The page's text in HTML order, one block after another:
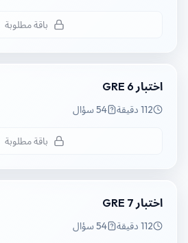
باقة مطلوبة
اختبار GRE 6
112 دقيقة 54 سؤال
باقة مطلوبة
اختبار GRE 7
112 دقيقة 54 سؤال